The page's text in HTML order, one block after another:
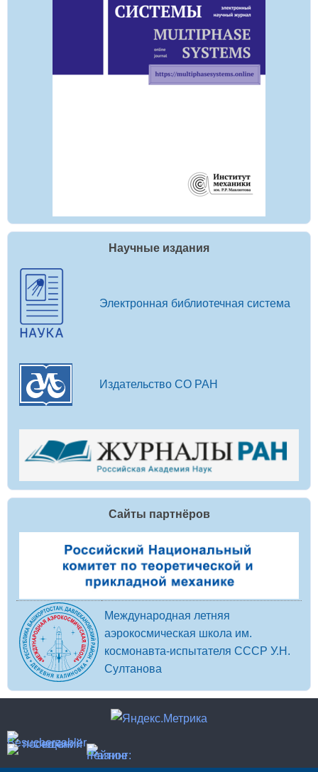
Научные издания
Электронная библиотечная система
Издательство СО РАН
Сайты партнёров
Международная летняя
аэрокосмическая школа им.
космонавта-испытателя СССР У.Н.
Султанова